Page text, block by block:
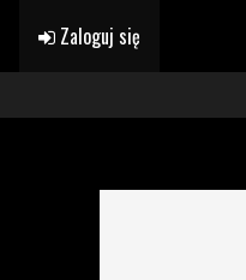
Zaloguj się